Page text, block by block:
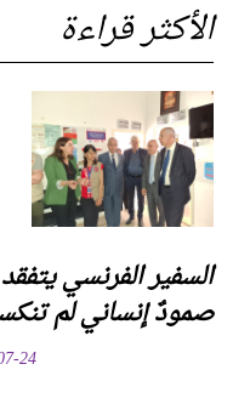
الأكثر قراءة
السفير الفرنسي
صمودٌ إنساني لم
24